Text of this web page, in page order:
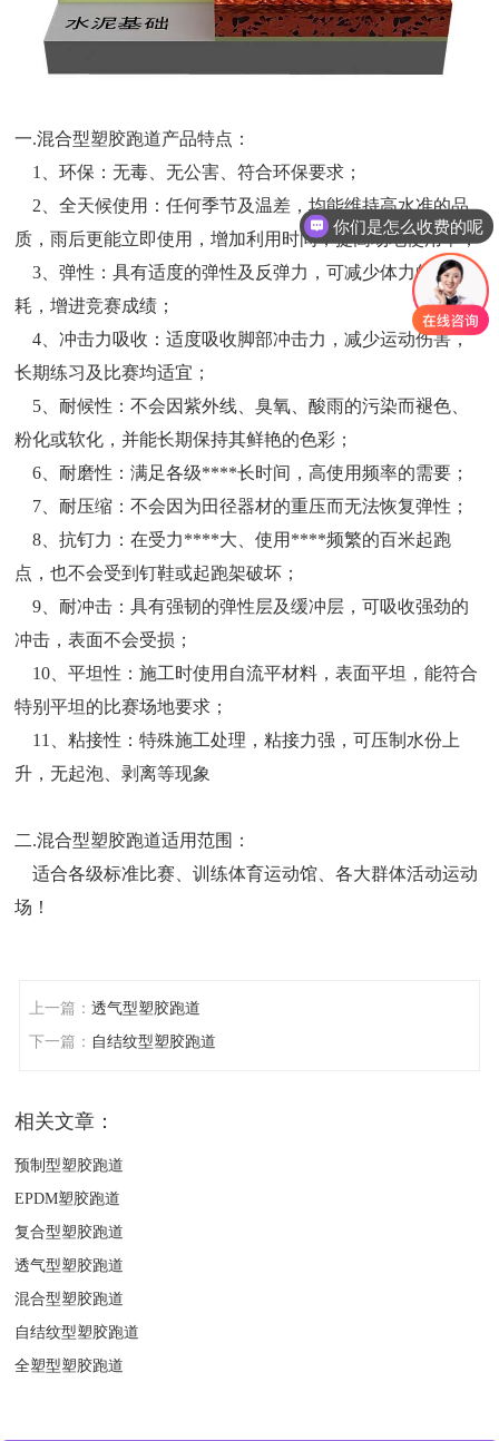
一.混合型塑胶跑道产品特点：
1、环保：无毒、无公害、符合环保要求；
2、全天候使用：任何季节及温差，均能维持高水准的品
质，雨后更能立即使用，增加利用时间，提高场地使用率；
3、弹性：具有适度的弹性及反弹力，可减少体力的消
耗，增进竞赛成绩；
4、冲击力吸收：适度吸收脚部冲击力，减少运动伤害，
长期练习及比赛均适宜；
5、耐候性：不会因紫外线、臭氧、酸雨的污染而褪色、
粉化或软化，并能长期保持其鲜艳的色彩；
6、耐磨性：满足各级****长时间，高使用频率的需要；
7、耐压缩：不会因为田径器材的重压而无法恢复弹性；
8、抗钉力：在受力****大、使用****频繁的百米起跑
点，也不会受到钉鞋或起跑架破坏；
9、耐冲击：具有强韧的弹性层及缓冲层，可吸收强劲的
冲击，表面不会受损；
10、平坦性：施工时使用自流平材料，表面平坦，能符合
特别平坦的比赛场地要求；
11、粘接性：特殊施工处理，粘接力强，可压制水份上
升，无起泡、剥离等现象
二.混合型塑胶跑道适用范围：
适合各级标准比赛、训练体育运动馆、各大群体活动运动
场！
上一篇：透气型塑胶跑道
下一篇： 自结纹型塑胶跑道
相关文章：
预制型塑胶跑道
EPDM塑胶跑道
复合型塑胶跑道
透气型塑胶跑道
混合型塑胶跑道
自结纹型塑胶跑道
全塑型塑胶跑道
你们是怎么收费的呢